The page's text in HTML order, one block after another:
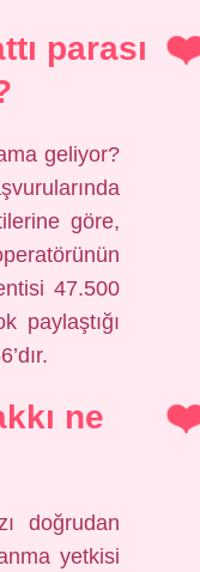
parası
geliyor?
göre,
47.500
paylaştığı
ne
doğrudan
yetkisi